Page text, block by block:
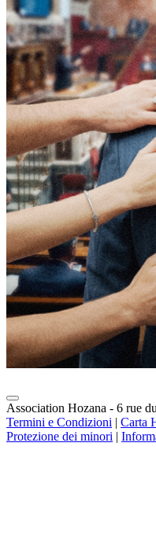
Association Hozana - 6 rue
Termini e Condizioni | Carta
Protezione dei minori |